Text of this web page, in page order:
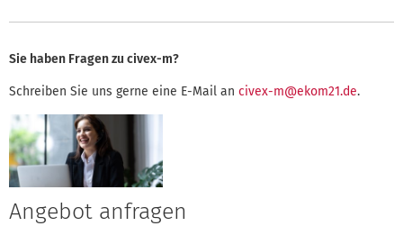
Sie haben Fragen zu civex-m?
Schreiben Sie uns gerne eine E-Mail an civex-m@ekom21.de.
Angebot anfragen